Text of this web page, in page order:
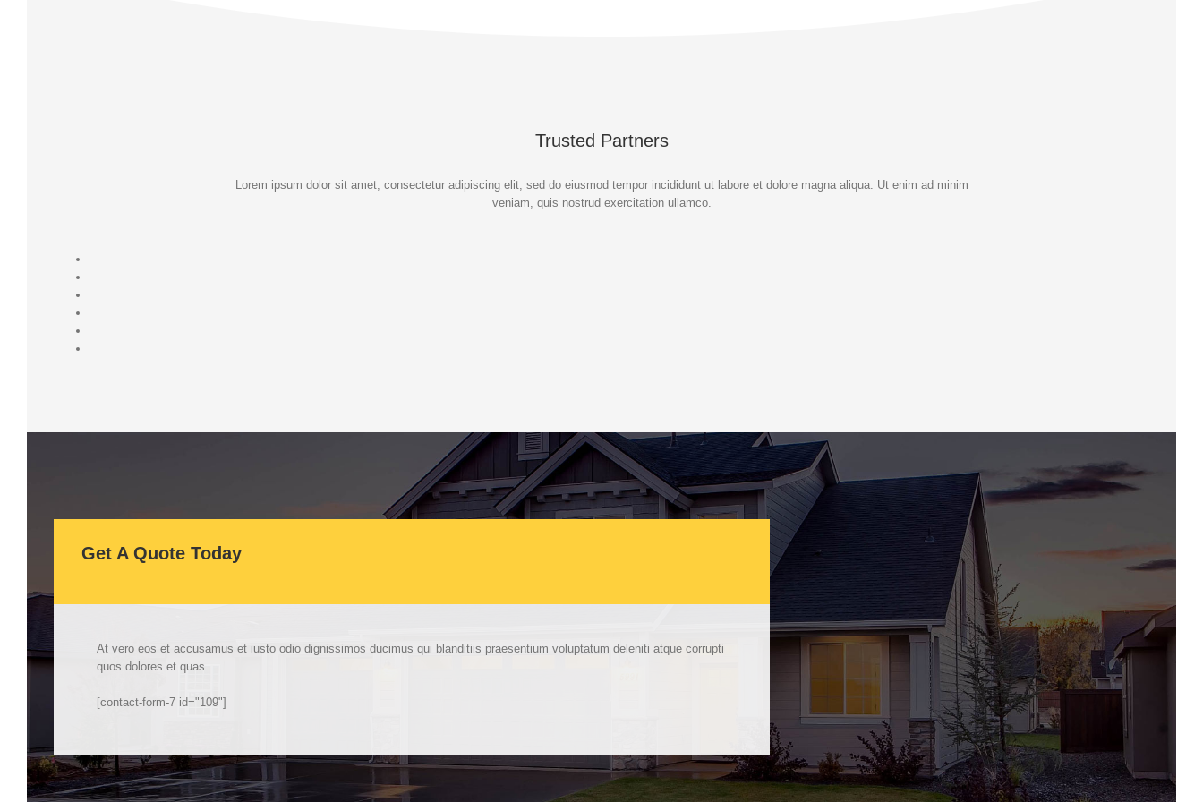
Trusted Partners
Lorem ipsum dolor sit amet, consectetur adipiscing elit, sed do eiusmod tempor incididunt ut labore et dolore magna aliqua. Ut enim ad minim
veniam, quis nostrud exercitation ullamco.
Get A Quote Today
At vero eos et accusamus et iusto odio dignissimos ducimus qui blanditiis praesentium voluptatum deleniti atque corrupti
quos dolores et quas.
[contact-form-7 id="109"]